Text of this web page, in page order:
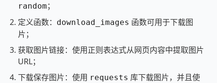
random ；
定义函数：
download_images 函数可用于下载图
片；
获取图片链接：使用正则表达式从网页内容中提取图片
URL；
下载保存图片：使用 requests 库下载图片，并且使